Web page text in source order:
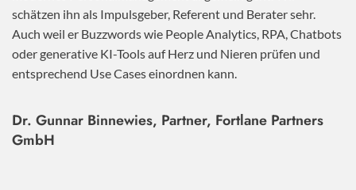
schätzen ihn als Impulsgeber, Referent und Berater sehr.
Auch weil er Buzzwords wie People Analytics, RPA, Chatbots
oder generative KI-Tools auf Herz und Nieren prüfen und
entsprechend Use Cases einordnen kann.
Dr. Gunnar Binnewies, Partner, Fortlane Partners
GmbH